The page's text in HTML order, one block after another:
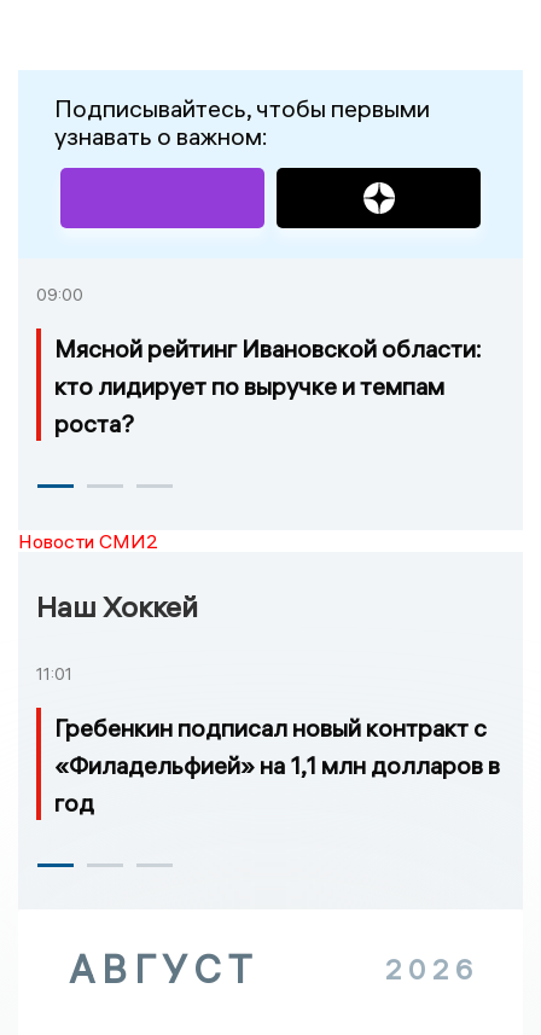
Подписывайтесь, чтобы первыми
узнавать о важном:
09:00
Мясной рейтинг Ивановской области:
кто лидирует по выручке и темпам
роста?
Новости СМИ2
Наш Хоккей
11:01
Гребенкин подписал новый контракт с
«Филадельфией» на 1,1 млн долларов в
год
АВГУСТ 2026